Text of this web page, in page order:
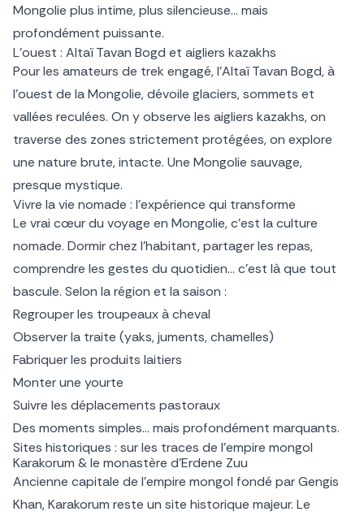
Mongolie plus intime, plus silencieuse… mais
profondément puissante.
L’ouest : Altaï Tavan Bogd et aigliers kazakhs
Pour les amateurs de trek engagé, l’Altaï Tavan Bogd, à
l’ouest de la Mongolie, dévoile glaciers, sommets et
vallées reculées. On y observe les aigliers kazakhs, on
traverse des zones strictement protégées, on explore
une nature brute, intacte. Une Mongolie sauvage,
presque mystique.
Vivre la vie nomade : l’expérience qui transforme
Le vrai cœur du voyage en Mongolie, c’est la culture
nomade. Dormir chez l’habitant, partager les repas,
comprendre les gestes du quotidien… c’est là que tout
bascule. Selon la région et la saison :
Regrouper les troupeaux à cheval
Observer la traite (yaks, juments, chamelles)
Fabriquer les produits laitiers
Monter une yourte
Suivre les déplacements pastoraux
Des moments simples… mais profondément marquants.
Sites historiques : sur les traces de l’empire mongol
Karakorum & le monastère d’Erdene Zuu
Ancienne capitale de l’empire mongol fondé par Gengis
Khan, Karakorum reste un site historique majeur. Le